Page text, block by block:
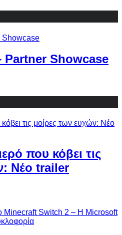
Showcase
που κόβει τις
Νέο trailer